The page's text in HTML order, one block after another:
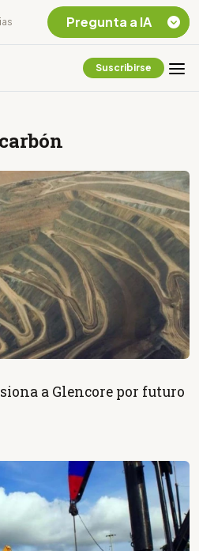
Suscribirse
a Glencore por futuro
Pregunta a IA
Amazonia Ecuatoriana
¿En que consiste la
tasa minera que rige en
Ecuador?